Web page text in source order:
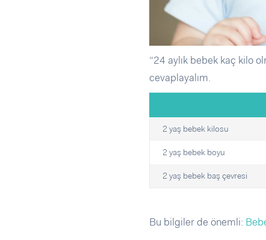
“24 aylık bebek kaç kilo
cevaplayalım.
2 yaş bebek kilosu
2 yaş bebek boyu
2 yaş bebek baş çevresi
Bu bilgiler de önemli: